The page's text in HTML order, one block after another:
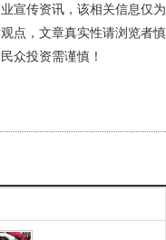
宣传资讯，该相关信息仅为
点，文章真实性请浏览者慎
众投资需谨慎！